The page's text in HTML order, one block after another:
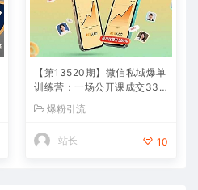
【第13520期】微信私域爆单
训练营：一场公开课成交33
变现术
爆粉引流
站长 10